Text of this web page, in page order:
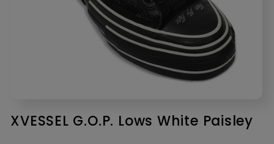
XVESSEL G.O.P. Lows White Paisley